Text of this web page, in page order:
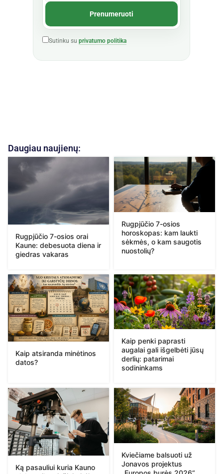
Sutinku su privatumo politika
Daugiau naujienų:
Rugpjūčio 7-osios orai
Kaune: debesuota diena ir
giedras vakaras
Rugpjūčio 7-osios
horoskopas: kam laukti
sėkmės, o kam saugotis
nuostolių?
Kaip atsiranda minėtinos
datos?
Kaip penki paprasti
augalai gali išgelbėti jūsų
derlių: patarimai
sodininkams
Ką pasauliui kuria Kauno
Kviečiame balsuoti už
Jonavos projektus